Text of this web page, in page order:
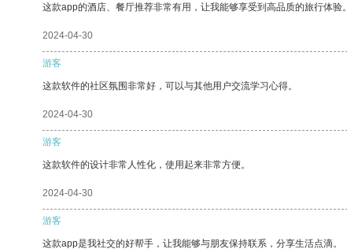
这款app的酒店、餐厅推荐非常有用，让我能够享受到高品质的旅行体验。
2024-04-30
游客
这款软件的社区氛围非常好，可以与其他用户交流学习心得。
2024-04-30
游客
这款软件的设计非常人性化，使用起来非常方便。
2024-04-30
游客
这款app是我社交的好帮手，让我能够与朋友保持联系，分享生活点滴。